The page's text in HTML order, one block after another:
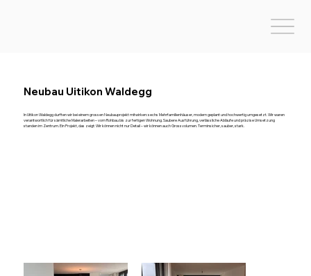
Neubau Uitikon Waldegg
In Uitikon Waldegg durften wir bei einem grossen Neubauprojekt mitwirken: sechs Mehrfamilienhäuser, modern geplant und hochwertig umgesetzt. Wir waren
verantwortlich für sämtliche Malerarbeiten – vom Rohbau bis zur fertigen Wohnung. Saubere Ausführung, verlässliche Abläufe und präzise Umsetzung
standen im Zentrum. Ein Projekt, das zeigt: Wir können nicht nur Detail – wir können auch Grossvolumen. Terminsicher, sauber, stark.